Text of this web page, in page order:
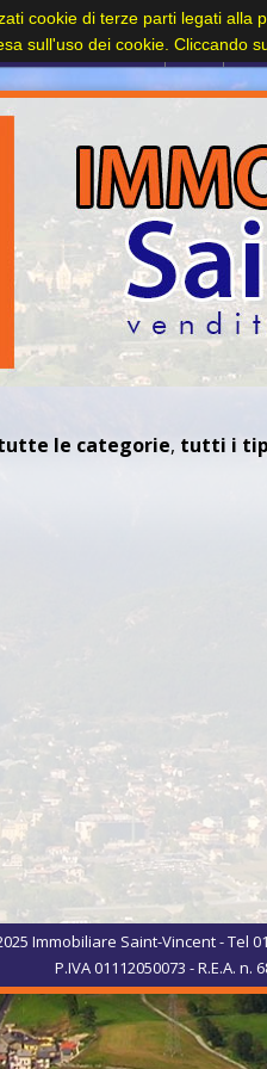
Contatti
le categorie, tutti i
Immobiliare Saint-Vincent - Tel
P.IVA 01112050073 - R.E.A. n.
cookie di terze parti legati
sull'uso dei cookie. Cliccando